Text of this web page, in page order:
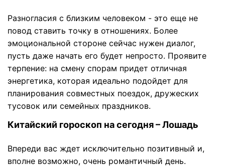
Разногласия с близким человеком - это еще не
повод ставить точку в отношениях. Более
эмоциональной стороне сейчас нужен диалог,
пусть даже начать его будет непросто. Проявите
терпение: на смену спорам придет отличная
энергетика, которая идеально подойдет для
планирования совместных поездок, дружеских
тусовок или семейных праздников.
Китайский гороскоп на сегодня – Лошадь
Впереди вас ждет исключительно позитивный и,
вполне возможно, очень романтичный день.